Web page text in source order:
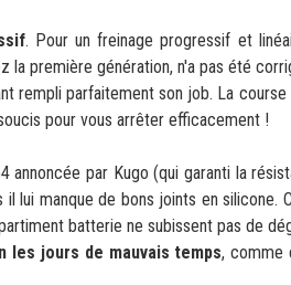
. Pour un freinage progressif et
la première génération, n'a pas été
rempli parfaitement son job. La
pour vous arrêter efficacement !
par Kugo (qui garanti la
manque de bons joints en silicone.
batterie ne subissent pas de
les jours de mauvais temps, comme